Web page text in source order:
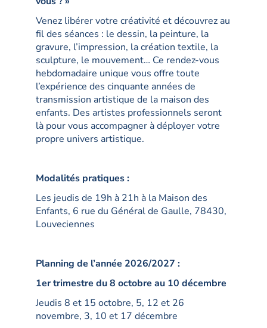
Venez libérer votre créativité et découvrez au
fil des séances : le dessin, la peinture, la
gravure, l’impression, la création textile, la
sculpture, le mouvement… Ce rendez-vous
hebdomadaire unique vous offre toute
l’expérience des cinquante années de
transmission artistique de la maison des
enfants. Des artistes professionnels seront
là pour vous accompagner à déployer votre
propre univers artistique.
Modalités pratiques :
Les jeudis de 19h à 21h à la Maison des
Enfants, 6 rue du Général de Gaulle, 78430,
Louveciennes
Planning de l’année 2026/2027 :
1er trimestre du 8 octobre au 10 décembre
Jeudis 8 et 15 octobre, 5, 12 et 26
novembre, 3, 10 et 17 décembre